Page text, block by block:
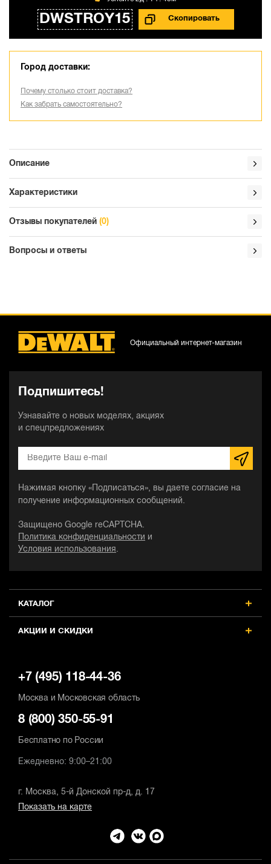
DWSTROY15
Город доставки:
Почему столько стоит доставка?
Как забрать самостоятельно?
Описание
Характеристики
Отзывы покупателей (0)
Вопросы и ответы
КАТАЛОГ
АКЦИИ И СКИДКИ
Подпишитесь!
Узнавайте о новых моделях, акциях
и спецпредложениях
Нажимая кнопку «Подписаться», вы даете согласие на
получение информационных сообщений.
Защищено Google reCAPTCHA.
Политика конфиденциальности
и
Условия использования .
Официальный интернет-магазин
+7 (495) 118-44-36
Москва и Московская область
8 (800) 350-55-91
Бесплатно по России
Ежедневно: 9:00–21:00
г. Москва, 5-й Донской пр-д, д. 17
Показать на карте